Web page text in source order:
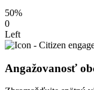
50%
0
Left
Angažovanosť